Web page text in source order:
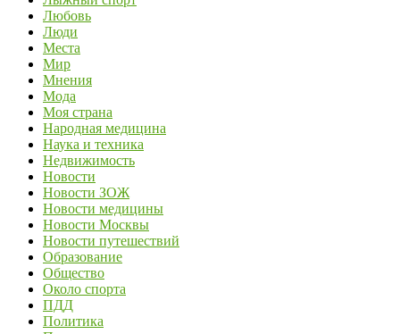
Любовь
Люди
Места
Мир
Мнения
Мода
Моя страна
Народная медицина
Наука и техника
Недвижимость
Новости
Новости ЗОЖ
Новости медицины
Новости Москвы
Новости путешествий
Образование
Общество
Около спорта
ПДД
Политика